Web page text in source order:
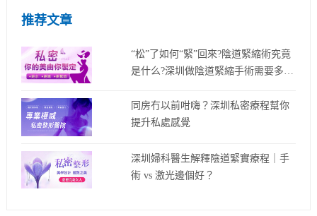
推荐文章
“松”了如何“緊”回來?陰道緊縮術究竟
是什么?深圳做陰道緊縮手術需要多少
同房冇以前咁嗨？深圳私密療程幫你
提升私處感覺
深圳婦科醫生解釋陰道緊實療程｜手
術 vs 激光邊個好？